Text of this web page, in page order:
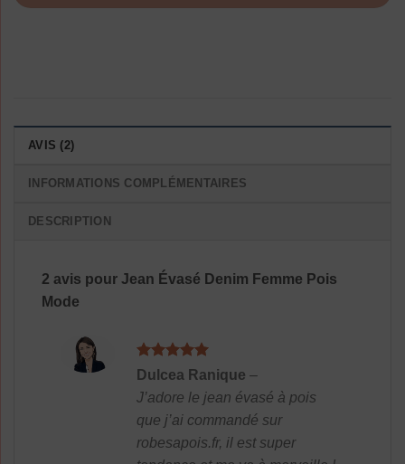
AVIS (2)
INFORMATIONS COMPLÉMENTAIRES
DESCRIPTION
2 avis pour Jean Évasé Denim Femme Pois
Mode
Note5sur
Dulcea Ranique –
J’adore le jean évasé à pois
que j’ai commandé sur
robesapois.fr, il est super